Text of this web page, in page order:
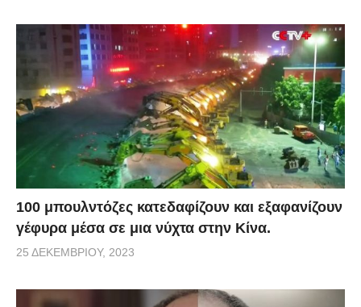
100 μπουλντόζες κατεδαφίζουν και εξαφανίζουν
γέφυρα μέσα σε μια νύχτα στην Κίνα.
25 ΔΕΚΕΜΒΡΊΟΥ, 2023